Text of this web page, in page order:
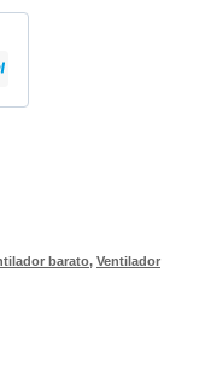
barato, Ventilador